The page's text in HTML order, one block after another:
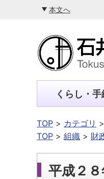
本文へ
くらし・手
TOP カテゴリ
TOP
組織 財
平成２